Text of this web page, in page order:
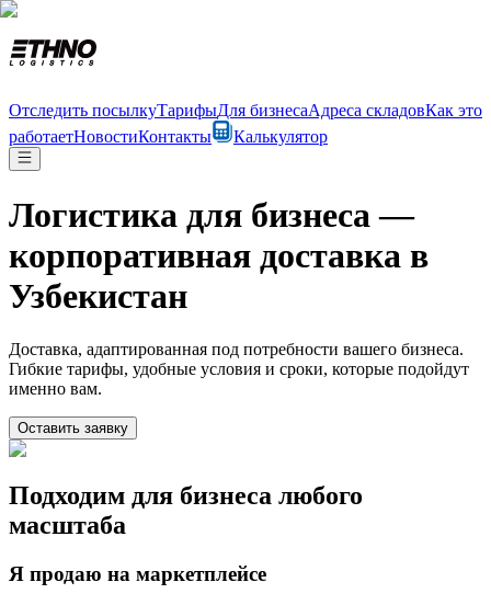
Отследить посылкуТарифыДля бизнесаАдреса складовКак это
работаетНовостиКонтакты Калькулятор
Логистика для бизнеса —
корпоративная доставка в
Узбекистан
Доставка, адаптированная под потребности вашего бизнеса.
Гибкие тарифы, удобные условия и сроки, которые подойдут
именно вам.
Оставить заявку
Подходим для бизнеса любого
масштаба
Я продаю на маркетплейсе